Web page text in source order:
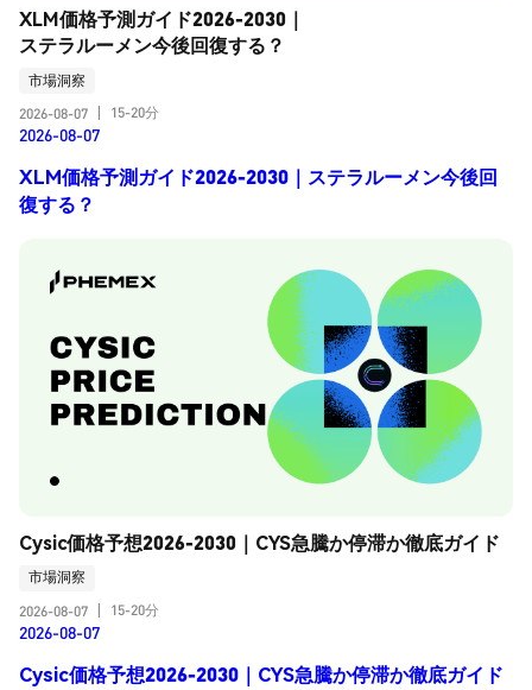
XLM価格予測ガイド2026-2030｜
ステラルーメン今後回復する？
市場洞察
2026-08-07
15-20分
2026-08-07
XLM価格予測ガイド2026-2030｜ステラルーメン今後回
復する？
Cysic価格予想2026-2030｜CYS急騰か停滞か徹底ガイド
市場洞察
2026-08-07
15-20分
2026-08-07
Cysic価格予想2026-2030｜CYS急騰か停滞か徹底ガイド